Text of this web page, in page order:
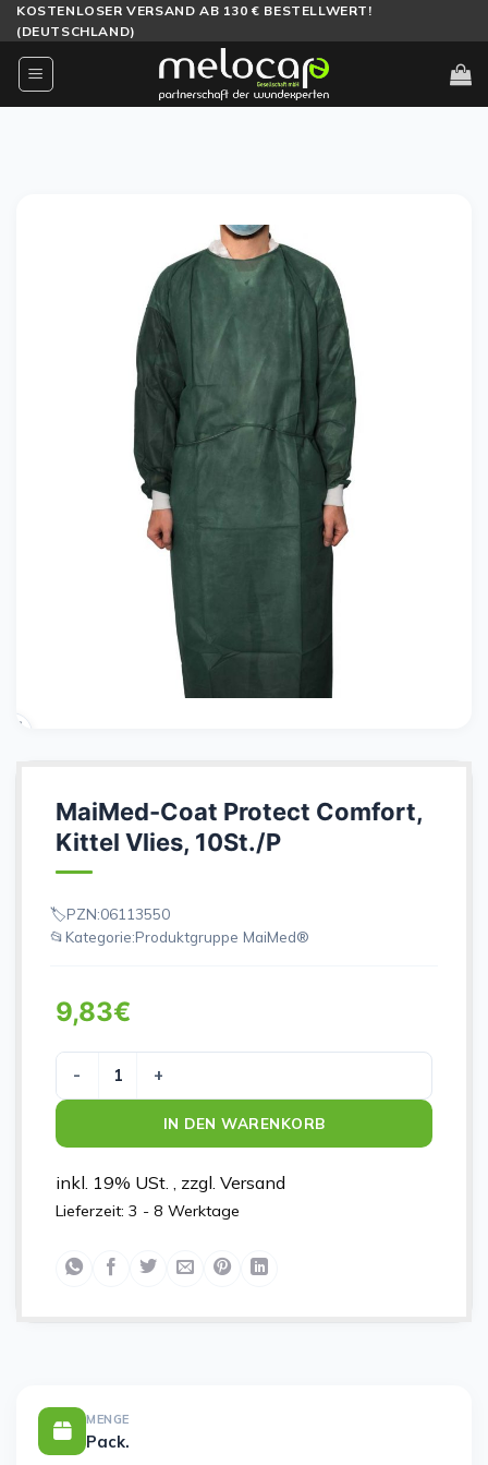
Zum
Inhalt
springen
KOSTENLOSER VERSAND AB 130 € BESTELLWERT!
(DEUTSCHLAND)
MaiMed-Coat Protect Comfort,
Kittel Vlies, 10St./P
PZN:06113550
Kategorie:Produktgruppe MaiMed®
9,83€
MaiMed-Coat Protect Comfort, Kittel Vlies, 10St./P
IN DEN WARENKORB
inkl. 19% USt. , zzgl. Versand
Lieferzeit: 3 - 8 Werktage
MENGE
Pack.